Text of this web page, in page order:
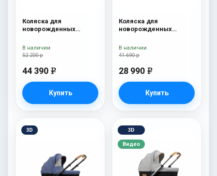
Коляска для
новорожденных
сумка Denim
52 200 р
44 390 e
Купить
В наличии
Коляска для
новорожденных
41 690 р
28 990 e
Купить
В наличии
3D 3D
Видео